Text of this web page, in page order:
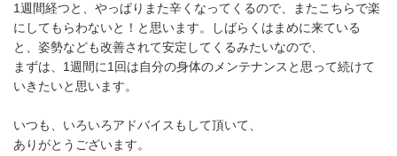
1週間経つと、やっぱりまた辛くなってくるので、またこちらで楽
にしてもらわないと！と思います。しばらくはまめに来ている
と、姿勢なども改善されて安定してくるみたいなので、
まずは、1週間に1回は自分の身体のメンテナンスと思って続けて
いきたいと思います。
いつも、いろいろアドバイスもして頂いて、
ありがとうございます。